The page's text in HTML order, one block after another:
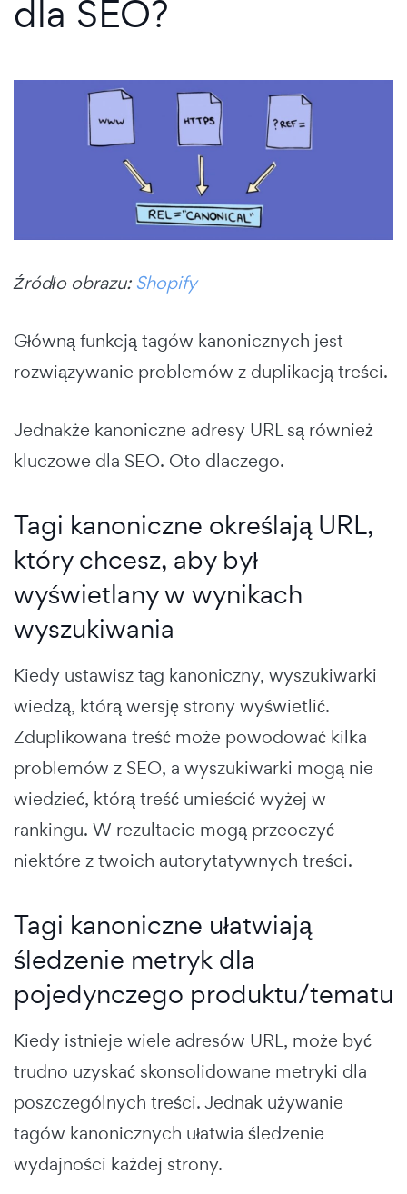
dla SEO?
Źródło obrazu: Shopify
Główną funkcją tagów kanonicznych jest
rozwiązywanie problemów z duplikacją treści.
Jednakże kanoniczne adresy URL są również
kluczowe dla SEO. Oto dlaczego.
Tagi kanoniczne określają URL,
który chcesz, aby był
wyświetlany w wynikach
wyszukiwania
Kiedy ustawisz tag kanoniczny, wyszukiwarki
wiedzą, którą wersję strony wyświetlić.
Zduplikowana treść może powodować kilka
problemów z SEO, a wyszukiwarki mogą nie
wiedzieć, którą treść umieścić wyżej w
rankingu. W rezultacie mogą przeoczyć
niektóre z twoich autorytatywnych treści.
Tagi kanoniczne ułatwiają
śledzenie metryk dla
pojedynczego produktu/tematu
Kiedy istnieje wiele adresów URL, może być
trudno uzyskać skonsolidowane metryki dla
poszczególnych treści. Jednak używanie
tagów kanonicznych ułatwia śledzenie
wydajności każdej strony.